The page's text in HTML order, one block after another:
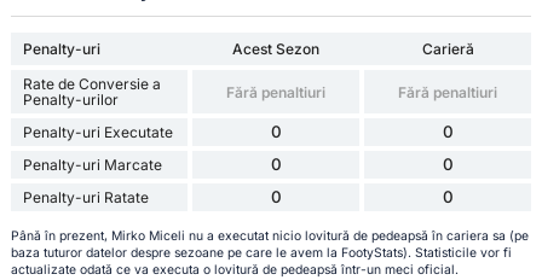
Penalty-uri Acest Sezon
Carieră
Rate de Conversie a
Penalty-urilor
Fără penaltiuri Fără penaltiuri
Penalty-uri Executate 0 0
Penalty-uri Marcate 0 0
Penalty-uri Ratate 0 0
Până în prezent, Mirko Miceli nu a executat nicio lovitură de pedeapsă în cariera sa (pe
baza tuturor datelor despre sezoane pe care le avem la FootyStats). Statisticile vor fi
actualizate odată ce va executa o lovitură de pedeapsă într-un meci oficial.